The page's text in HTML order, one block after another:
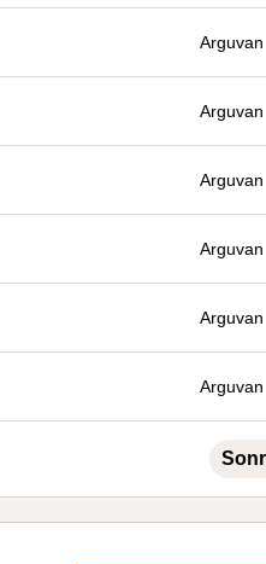
Arguvan
Arguvan
Arguvan
Arguvan
Arguvan
Arguvan